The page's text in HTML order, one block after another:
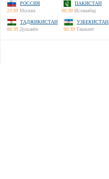
РОССИЯ
23:39 Москва
ПАКИСТАН
00:39 Исламабад
ТАДЖИКИСТАН
00:39 Душанбе
УЗБЕКИСТАН
00:39 Ташкент